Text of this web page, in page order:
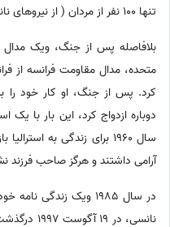
تنها 100 نفر از مردان ( از نیروهای نانسی ویک) از بین رفتند.
بلافاصله پس از جنگ، ویک مدال
متحده، مدال مقاومت فرانسه از
دوباره ازدواج کرد، این بار با
سال 1960 برای زندگی به
آرامی داشتند و هرگز صاحب فرزند
در سال 1985 ویک
نانسی، در